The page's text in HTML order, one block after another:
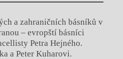
a zahraničních básníků v
– evropští básníci
Petra Hejného.
a Peter Kuharovi.